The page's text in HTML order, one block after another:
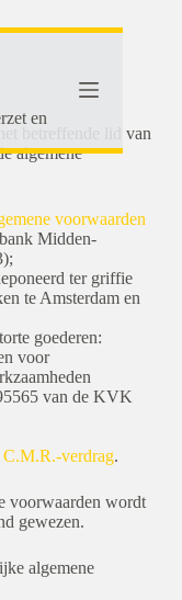
en
betreffende lid van
algemene
voorwaarden
Midden-
ter griffie
te Amsterdam en
goederen:
voor
van de KVK
C.M.R.-verdrag.
voorwaarden wordt
gewezen.
algemene